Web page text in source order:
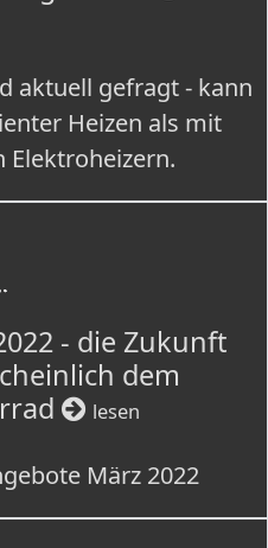
aktuell gefragt - kann
Heizen als mit
Elektroheizern.
- die Zukunft
dem
lesen
März 2022